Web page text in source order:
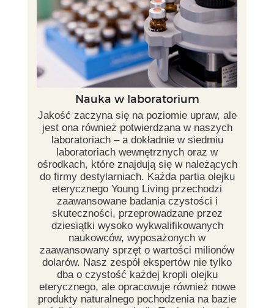
Nauka w laboratorium
Jakość zaczyna się na poziomie upraw, ale
jest ona również potwierdzana w naszych
laboratoriach – a dokładnie w siedmiu
laboratoriach wewnętrznych oraz w
ośrodkach, które znajdują się w należących
do firmy destylarniach. Każda partia olejku
eterycznego Young Living przechodzi
zaawansowane badania czystości i
skuteczności, przeprowadzane przez
dziesiątki wysoko wykwalifikowanych
naukowców, wyposażonych w
zaawansowany sprzęt o wartości milionów
dolarów. Nasz zespół ekspertów nie tylko
dba o czystość każdej kropli olejku
eterycznego, ale opracowuje również nowe
produkty naturalnego pochodzenia na bazie